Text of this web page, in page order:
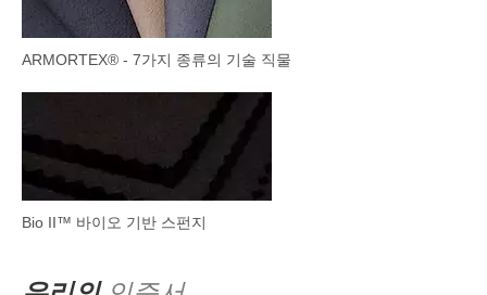
ARMORTEX® - 7가지 종류의 기술 직물
Bio II™ 바이오 기반 스펀지